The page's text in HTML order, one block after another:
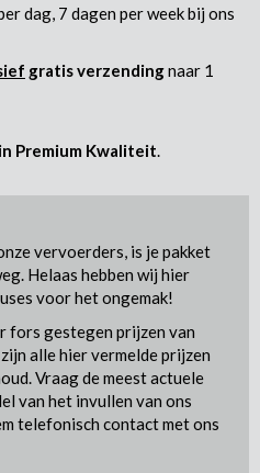
dag, 7 dagen per week bij ons
gratis verzendingnaar 1
Premium Kwaliteit.
vervoerders, is je pakket
Helaas hebben wij hier
voor het ongemak!
fors gestegen prijzen van
alle hier vermelde prijzen
Vraag de meest actuele
van het invullen van ons
telefonisch contact met ons